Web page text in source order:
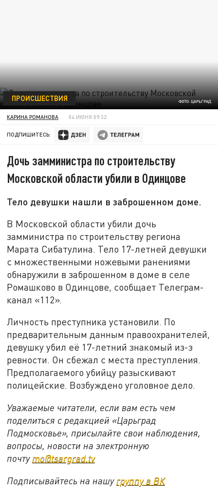
ФОТО: ЦАРЬГРАД
ПРОИСШЕСТВИЯ
КАРИНА РОМАНОВА 04 ИЮНЯ 09:32
ПОДПИШИТЕСЬ:
Дочь замминистра по строительству
Московской области убили в Одинцове
Тело девушки нашли в заброшенном доме.
В Московской области убили дочь
замминистра по строительству региона
Марата Сибатулина. Тело 17-летней девушки
с множественными ножевыми ранениями
обнаружили в заброшенном в доме в селе
Ромашково в Одинцове, сообщает Телеграм-
канал «112».
Личность преступника установили. По
предварительным данным правоохранителей,
девушку убил её 17-летний знакомый из-з
ревности. Он сбежал с места преступления.
Предполагаемого убийцу разыскивают
полицейские. Возбуждено уголовное дело.
Уважаемые читатели, если вам есть чем
поделиться с редакцией «Царьград
Подмосковье», присылайте свои наблюдения,
вопросы, новости на электронную
почту mo@tsargrad.tv
Подписывайтесь на нашу группу в ВК